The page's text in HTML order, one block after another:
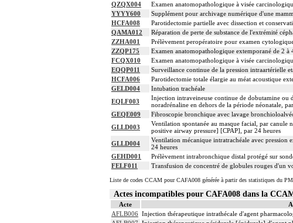
QZQX004
Examen anatomopathologique à visée
YYYY600
Supplément pour archivage numérique d'une
HCFA008
Parotidectomie partielle avec dissection et
QAMA012
Réparation de perte de substance de l'extrémité
ZZHA001
Prélèvement peropératoire pour examen
ZZQP175
Examen anatomopathologique extemporané de 2
FCQX010
Examen anatomopathologique à visée
EQQP011
Surveillance continue de la pression intraartérielle
HCFA006
Parotidectomie totale élargie au méat acoustique
GELD004
Intubation trachéale
EQLF003
Injection intraveineuse continue de dobutamine
noradrénaline en dehors de la période néonatale,
GEQE009
Fibroscopie bronchique avec lavage
GLLD003
Ventilation spontanée au masque facial, par canule
positive airway pressure] [CPAP], par 24 heures
GLLD004
Ventilation mécanique intratrachéale avec pression
24 heures
GEHD001
Prélèvement intrabronchique distal protégé sur
FELF011
Transfusion de concentré de globules rouges d'un
Liste de codes CCAM pour CAFA008 générée à partir des statistiques du
Actes incompatibles pour CAFA008 dans la
Acte
AFLB006 Injection thérapeutique intrathécale d'agent